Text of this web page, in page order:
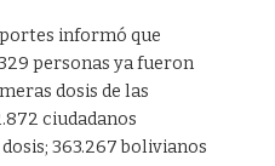
informó que
personas ya fueron
dosis de las
ciudadanos
363.267 bolivianos